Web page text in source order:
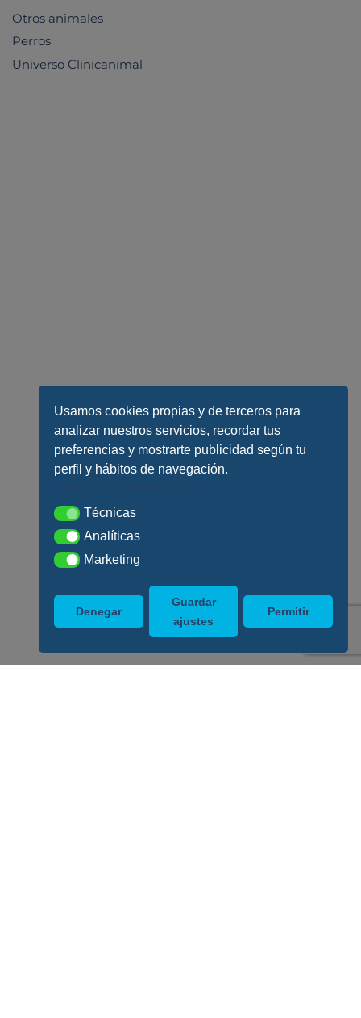
Otros animales
Perros
Universo Clinicanimal
Usamos cookies propias y de terceros para
analizar nuestros servicios, recordar tus
preferencias y mostrarte publicidad según tu
perfil y hábitos de navegación.
TécnicasTécnicas
AnalíticasAnalíticas
MarketingMarketing
Denegar
Guardar
ajustes
Permitir